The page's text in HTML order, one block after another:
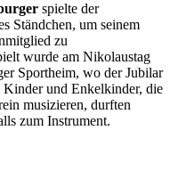
spielte der
Ständchen, um seinem
zu
wurde am Nikolaustag
Sportheim, wo der Jubilar
Kinder und Enkelkinder, die
musizieren, durften
zum Instrument.